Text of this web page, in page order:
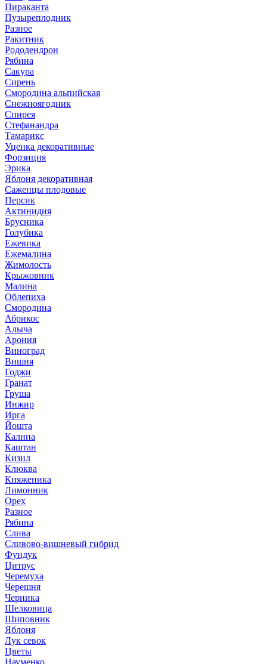
Пираканта
Пузыреплодник
Разное
Ракитник
Рододендрон
Рябина
Сакура
Сирень
Смородина альпийская
Снежноягодник
Спирея
Стефанандра
Тамарикс
Уценка декоративные
Форзиция
Эрика
Яблоня декоративная
Саженцы плодовые
Персик
Актинидия
Брусника
Голубика
Ежевика
Ежемалина
Жимолость
Крыжовник
Малина
Облепиха
Смородина
Абрикос
Алыча
Арония
Виноград
Вишня
Годжи
Гранат
Груша
Инжир
Ирга
Йошта
Калина
Каштан
Кизил
Клюква
Княженика
Лимонник
Орех
Разное
Рябина
Слива
Сливово-вишневый гибрид
Фундук
Цитрус
Черемуха
Черешня
Черника
Шелковица
Шиповник
Яблоня
Лук севок
Цветы
Науменко